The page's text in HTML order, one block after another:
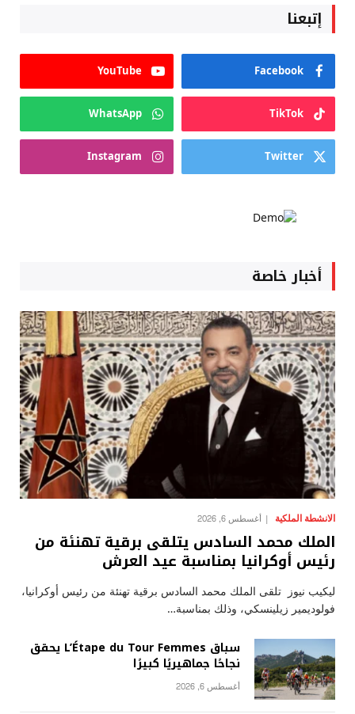
إتبعنا
Facebook
YouTube
TikTok
WhatsApp
Twitter
Instagram
أخبار خاصة
الانشطة الملكية أغسطس 6, 2026
الملك محمد السادس يتلقى برقية تهنئة من
رئيس أوكرانيا بمناسبة عيد العرش
ليكيب نيوز تلقى الملك محمد السادس برقية تهنئة من رئيس أوكرانيا،
فولوديمير زيلينسكي، وذلك بمناسبة…
سباق L’Étape du Tour Femmes يحقق
نجاحًا جماهيريًا كبيرًا
أغسطس 6, 2026